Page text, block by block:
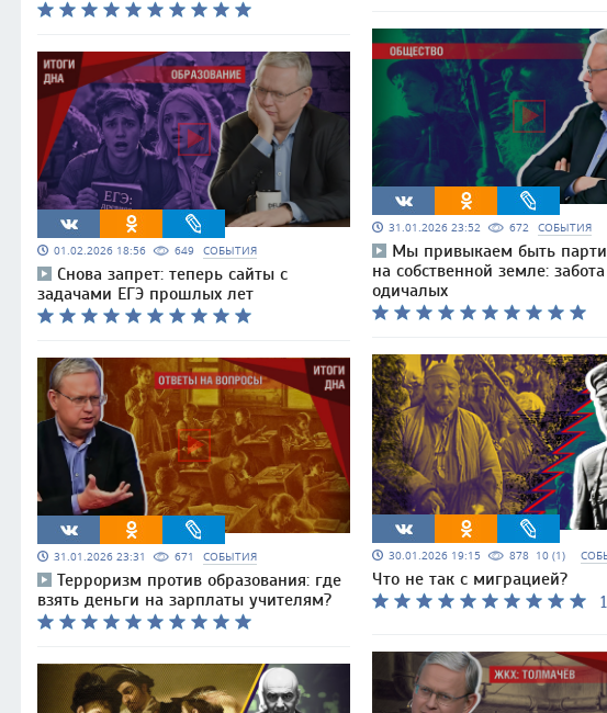
01.02.2026 18:56 649 СОБЫТИЯ
Снова запрет: теперь сайты с
задачами ЕГЭ прошлых лет
31.01.2026 23:31 671 СОБЫТИЯ
Терроризм против образования: где
взять деньги на зарплаты учителям?
31.01.2026 23:52 672 СОБЫТИЯ
Мы привыкаем быть
на собственной земле: забота
одичалых
30.01.2026 19:15 878 10 (1)
Что не так с миграцией?